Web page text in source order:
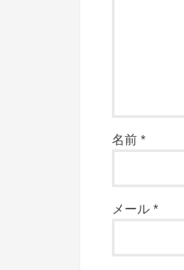
名前 *
メール *